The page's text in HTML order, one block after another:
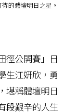
的體壇明日之星。
徑公開賽」日
生江姸欣，勇
堪稱體壇明日
段艱辛的人生